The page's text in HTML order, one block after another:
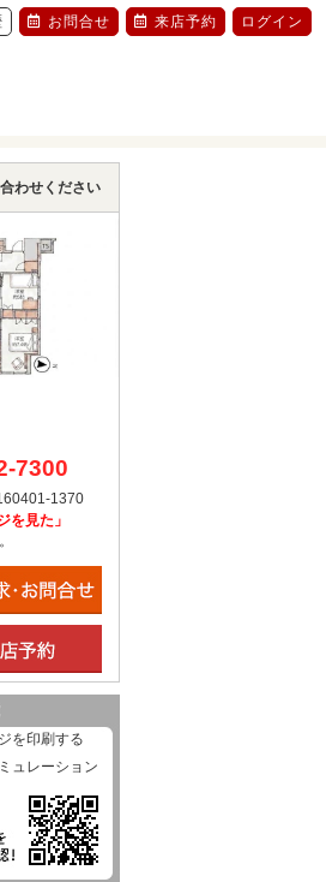
わせください
7300
1370
を見た」
を印刷する
ュレーション
お問合せ 来店予約 ログイン